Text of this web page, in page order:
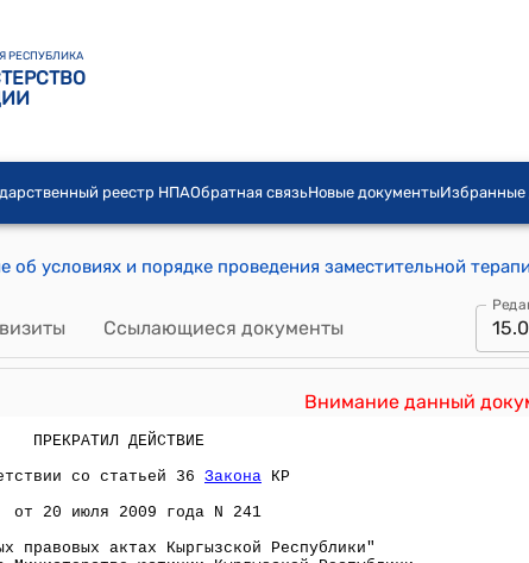
РЕСПУБЛИКА
реестр НПАОбратная связьНовые документыИзбранные
Ссылающиеся документы
Внимание данный